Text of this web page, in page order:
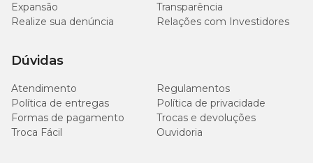
Expansão
Transparência
Realize sua denúncia
Relações com Investidores
Dúvidas
Atendimento
Regulamentos
Política de entregas
Política de privacidade
Formas de pagamento
Trocas e devoluções
Troca Fácil
Ouvidoria